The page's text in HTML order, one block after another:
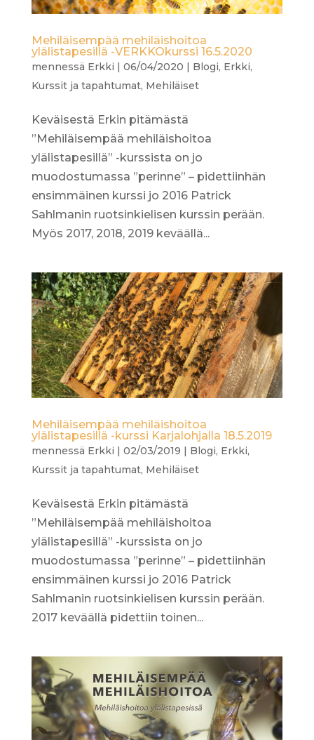
Mehiläisempää mehiläishoitoa
ylälistapesillä -VERKKOkurssi 16.5.2020
mennessä Erkki | 06/04/2020 | Blogi, Erkki,
Kurssit ja tapahtumat, Mehiläiset
Keväisestä Erkin pitämästä
”Mehiläisempää mehiläishoitoa
ylälistapesillä” -kurssista on jo
muodostumassa ”perinne” – pidettiinhän
ensimmäinen kurssi jo 2016 Patrick
Sahlmanin ruotsinkielisen kurssin perään.
Myös 2017, 2018, 2019 keväällä...
Mehiläisempää mehiläishoitoa
ylälistapesillä -kurssi Karjalohjalla 18.5.2019
mennessä Erkki | 02/03/2019 | Blogi, Erkki,
Kurssit ja tapahtumat, Mehiläiset
Keväisestä Erkin pitämästä
”Mehiläisempää mehiläishoitoa
ylälistapesillä” -kurssista on jo
muodostumassa ”perinne” – pidettiinhän
ensimmäinen kurssi jo 2016 Patrick
Sahlmanin ruotsinkielisen kurssin perään.
2017 keväällä pidettiin toinen...